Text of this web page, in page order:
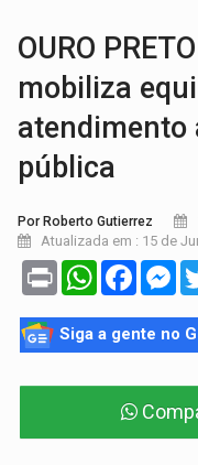
OURO
mobiliza
atendimento
pública
Por Roberto Gutierrez
Atualizada em : 15 de
Print WhatsApp
Siga a gente no